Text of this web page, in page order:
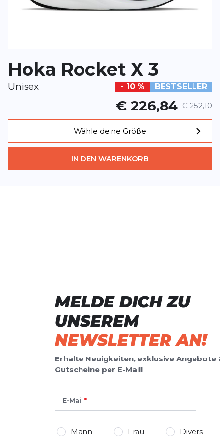
Dieses Formular ist durch reCAPTCHA geschützt – es gelten die
Hoka Rocket X 3
Unisex - 10 % BESTSELLER
€ 226,84 € 252,10
Wähle deine Größe
IN DEN WARENKORB
MELDE DICH ZU
UNSEREM
NEWSLETTER AN!
Erhalte Neuigkeiten, exklusive Angebote
Gutscheine per E-Mail!
E-Mail
Mann Frau Divers